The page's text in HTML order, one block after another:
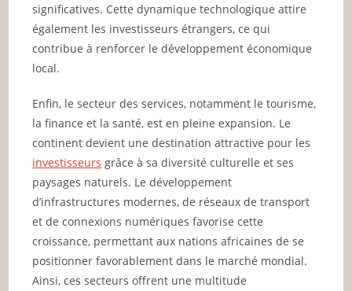
significatives. Cette dynamique technologique attire
également les investisseurs étrangers, ce qui
contribue à renforcer le développement économique
local.
Enfin, le secteur des services, notamment le tourisme,
la finance et la santé, est en pleine expansion. Le
continent devient une destination attractive pour les
investisseurs grâce à sa diversité culturelle et ses
paysages naturels. Le développement
d’infrastructures modernes, de réseaux de transport
et de connexions numériques favorise cette
croissance, permettant aux nations africaines de se
positionner favorablement dans le marché mondial.
Ainsi, ces secteurs offrent une multitude